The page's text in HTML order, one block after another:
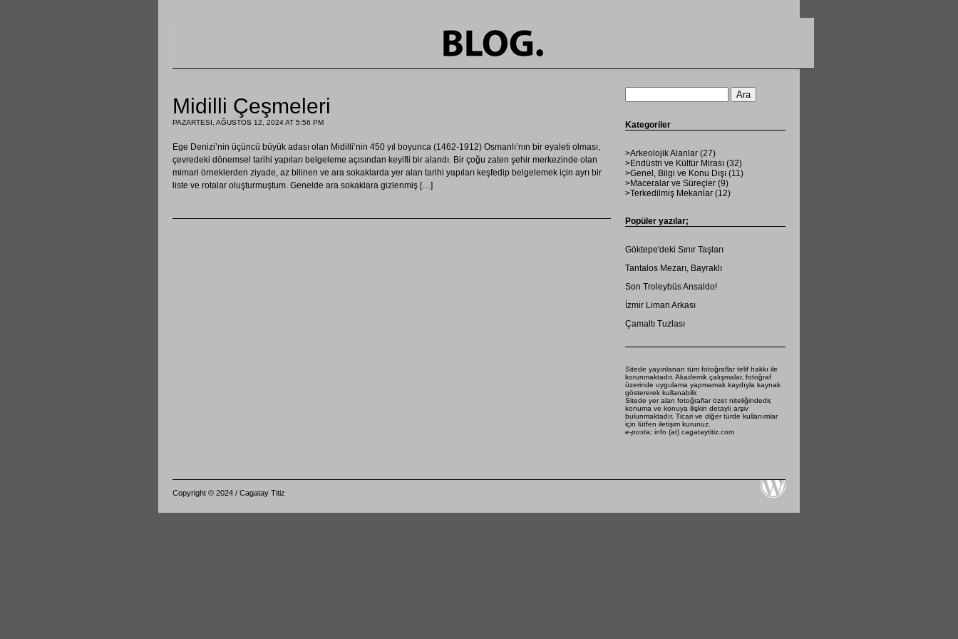
Midilli Çeşmeleri
PAZARTESI, AĞUSTOS 12, 2024 AT 5:56 PM
Ege Denizi’nin üçüncü büyük adası olan Midilli’nin 450 yıl boyunca (1462-1912) Osmanlı’nın bir eyaleti olması,
çevredeki dönemsel tarihi yapıları belgeleme açısından keyifli bir alandı. Bir çoğu zaten şehir merkezinde olan
mimari örneklerden ziyade, az bilinen ve ara sokaklarda yer alan tarihi yapıları keşfedip belgelemek için ayrı bir
liste ve rotalar oluşturmuştum. Genelde ara sokaklara gizlenmiş […]
Kategoriler
>Arkeolojik Alanlar (27)
>Endüstri ve Kültür Mirası (32)
>Genel, Bilgi ve Konu Dışı (11)
>Maceralar ve Süreçler (9)
>Terkedilmiş Mekanlar (12)
Popüler yazılar;
Göktepe'deki Sınır Taşları
Tantalos Mezarı, Bayraklı
Son Troleybüs Ansaldo!
İzmir Liman Arkası
Çamaltı Tuzlası
Sitede yayınlanan tüm fotoğraflar telif hakkı ile
korunmaktadır. Akademik çalışmalar, fotoğraf
üzerinde uygulama yapmamak kaydıyla kaynak
göstererek kullanabilir.
Sitede yer alan fotoğraflar özet niteliğindedir,
konuma ve konuya ilişkin detaylı arşiv
bulunmaktadır. Ticari ve diğer türde kullanımlar
için lütfen iletişim kurunuz.
e-posta; info (at) cagataytitiz.com
Copyright © 2024 / Cagatay Titiz